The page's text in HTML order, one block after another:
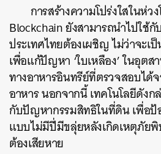
การสร้างความโปร่งใสในห่ว
Blockchain ยังสามารถนำไปใช้
ประเทศไทยต้องเผชิญ ไม่ว่าจะเ
เพื่อแก้ปัญหา ‘ใบเหลือง’ ในอุตส
ทางอาหารอินทรีย์ที่ตรวจสอบได้
อาหาร นอกจากนี้ เทคโนโลยีดังก
กับปัญหากรรมสิทธิในที่ดิน เพื่อป้
แบบไม่มีปี่มีขลุ่ยหลังเกิดเหตุภัย
ต้องเสียหาย